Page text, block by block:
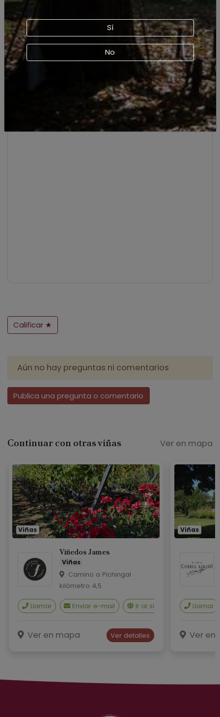
Sí
No
Ubicación Viña Aresti Ver en mapa
Calificar ★
Aún no hay preguntas ni comentarios
Publica una pregunta o comentario
Continuar con otras viñas Ver en mapa
Viñas
Viñedos James
Viñas
Camino a Pichingal
kilómetro 4,5
Llamar Enviar e-mail Ir al sitio web
Ver en mapa Ver detalles
Viñas
Llamar
Ver en